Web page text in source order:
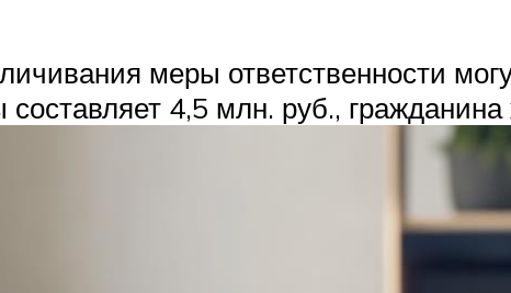
меры ответственности
4,5 млн. руб.,